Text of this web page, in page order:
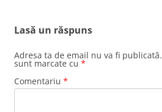
Lasă un răspuns
Adresa ta de email nu va fi publicată.
sunt marcate cu *
Comentariu *